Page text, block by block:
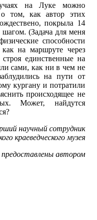
на Луке можно
том, как автор этих
покрыла 14
(Задача для меня
способности
на маршруте через
единственные на
сами, как ни в чем не
на пути от
кургану и потратили
происходящее не
Может, найдутся
научный сотрудник
краеведческого музея
автором